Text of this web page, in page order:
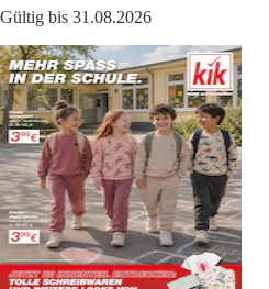
Gültig bis 31.08.2026